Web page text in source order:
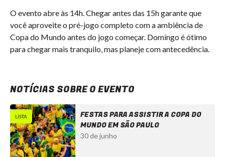
O evento abre às 14h. Chegar antes das 15h garante que
você aproveite o pré-jogo completo com a ambiência de
Copa do Mundo antes do jogo começar. Domingo é ótimo
para chegar mais tranquilo, mas planeje com antecedência.
NOTÍCIAS SOBRE O EVENTO
LISTA
FESTAS PARA ASSISTIR A COPA DO
MUNDO EM SÃO PAULO
30 de junho